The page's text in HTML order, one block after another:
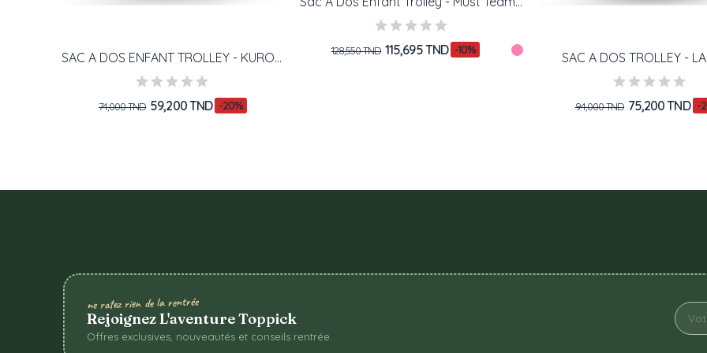
SAC A DOS ENFANT TROLLEY - KUROMI VIOLET
74,000 TND 59,200 TND -20%
128,550 TND 115,695 TND -10% SAC A DOS TROLLEY -
94,000 TND 75,200 TND -
ne ratez rien de la rentrée
Rejoignez L'aventure Toppick
Offres exclusives, nouveautés et conseils rentrée.